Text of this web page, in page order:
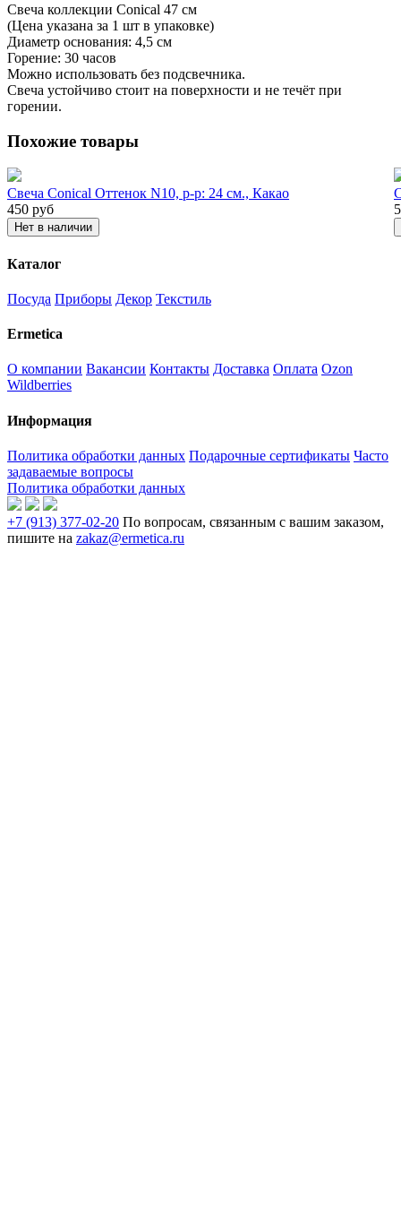
Свеча коллекции Conical 47 см
(Цена указана за 1 шт в упаковке)
Диаметр основания: 4,5 см
Горение: 30 часов
Можно использовать без подсвечника.
Свеча устойчиво стоит на поверхности и не течёт при
горении.
Похожие товары
Свеча Conical Оттенок N10, р-р: 24 см., Какао
450 руб
Нет в наличии
Каталог
Посуда Приборы Декор Текстиль
Ermetica
О компании Вакансии Контакты Доставка Оплата Ozon
Wildberries
Информация
Политика обработки данных Подарочные сертификаты Часто
задаваемые вопросы
Политика обработки данных
+7 (913) 377-02-20 По вопросам, связанным с вашим заказом,
пишите на zakaz@ermetica.ru